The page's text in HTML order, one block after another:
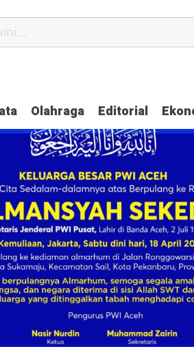
Olahraga Editorial
Kemandirian Dayah Dua Oknum